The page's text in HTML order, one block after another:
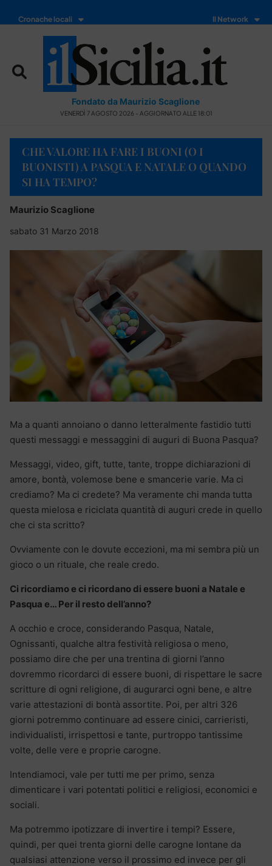
Cronache locali Il Network
Fondato da Maurizio Scaglione
VENERDÌ 7 AGOSTO 2026 - AGGIORNATO ALLE 18:01
CHE VALORE HA FARE I BUONI (O I
BUONISTI) A PASQUA E NATALE O QUANDO
SI HA TEMPO?
Maurizio Scaglione
sabato 31 Marzo 2018
Ma a quanti annoiano o danno letteralmente fastidio tutti
questi messaggi e messaggini di auguri di Buona Pasqua?
Messaggi, video, gift, tutte, tante, troppe dichiarazioni di
amore, bontà, volemose bene e smancerie varie. Ma ci
crediamo? Ma ci credete? Ma veramente chi manda tutta
questa mielosa e riciclata quantità di auguri crede in quello
che ci sta scritto?
Ovviamente con le dovute eccezioni, ma mi sembra più un
gioco o un rituale, che reale credo.
Ci ricordiamo e ci ricordano di essere buoni a Natale e
Pasqua e… Per il resto dell’anno?
A occhio e croce, considerando Pasqua, Natale,
Ognissanti, qualche altra festività religiosa o meno,
possiamo dire che per una trentina di giorni l’anno
dovremmo ricordarci di essere buoni, di rispettare le sacre
scritture di ogni religione, di augurarci ogni bene, e altre
varie attestazioni di bontà assortite. Poi, per altri 326
giorni potremmo continuare ad essere cinici, carrieristi,
individualisti, irrispettosi e tante, purtroppo tantissime
volte, delle vere e proprie carogne.
Intendiamoci, vale per tutti me per primo, senza
dimenticare i vari potentati politici e religiosi, economici e
sociali.
Ma potremmo ipotizzare di invertire i tempi? Essere,
quindi, per quei trenta giorni delle carogne lontane da
qualsiasi attenzione verso il prossimo ed invece per gli